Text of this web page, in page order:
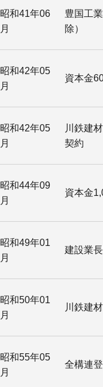
昭和41年06
月
豊国工
除）
昭和42年05
月
資本金
昭和42年05
月
川鉄建
契約
昭和44年09
月
資本金
昭和49年01
月
建設業
昭和50年01
月
川鉄建
昭和55年05
月
全構連